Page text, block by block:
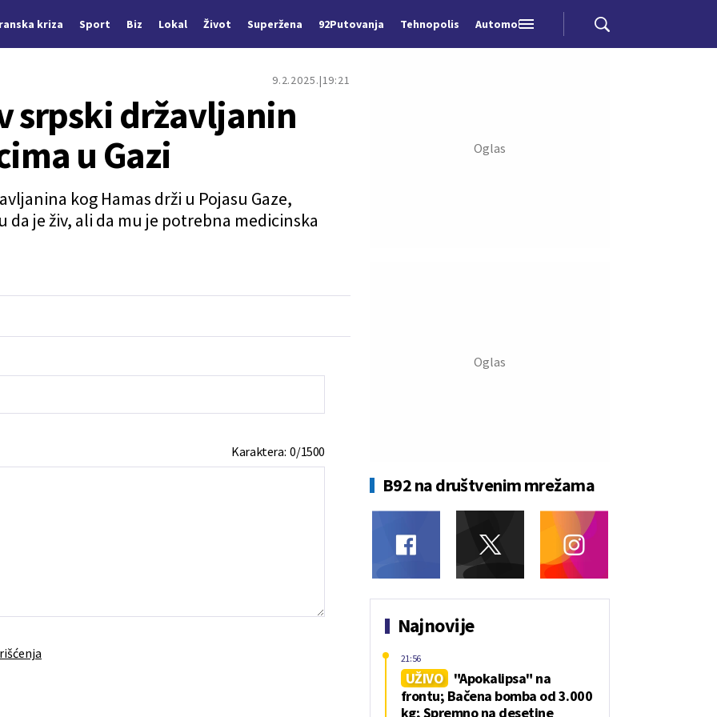
kriza Sport Biz Lokal Život Superžena 92Putovanja Tehnopolis Automobili
9.2.2025. 19:21
srpski državljanin
u Gazi
kog Hamas drži u Pojasu Gaze,
je živ, ali da mu je potrebna medicinska
Karaktera:0/1500
B92 na društvenim mrežama
Najnovije
UŽIVO
"Apokalipsa" na
frontu; Bačena bomba od 3.000
kg; Spremno na desetine
21:56